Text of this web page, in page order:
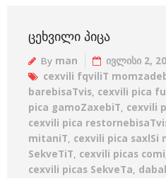
ᲪᲔᲮᲕᲘᲚᲘ ᲞᲘᲪᲐ
By man ივლისი 2,
cexvili fqviliT
barebisaTvis, cexvili pica
pica gamoZaxebiT, cexvili
cexvili pica
mitaniT, cexvili pica saxlSi
SekveTiT, cexvili picas comi
cexvili picas SekveTa,